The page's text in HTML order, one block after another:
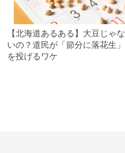
【北海道あるある】大豆じゃな
いの？道民が「節分に落花生」
を投げるワケ